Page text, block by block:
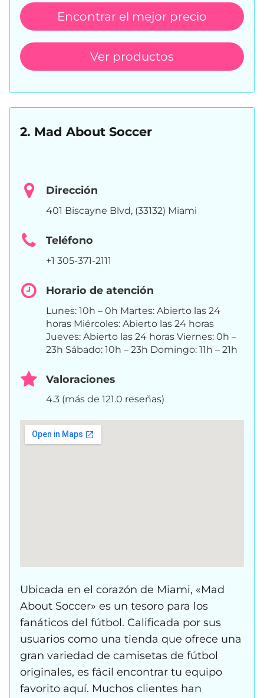
Encontrar el mejor precio
Ver productos
2. Mad About Soccer
Dirección
401 Biscayne Blvd, (33132) Miami
Teléfono
+1 305-371-2111
Horario de atención
Lunes: 10h – 0h Martes: Abierto las 24
horas Miércoles: Abierto las 24 horas
Jueves: Abierto las 24 horas Viernes: 0h –
23h Sábado: 10h – 23h Domingo: 11h – 21h
Valoraciones
4.3 (más de 121.0 reseñas)
Ubicada en el corazón de Miami, «Mad
About Soccer» es un tesoro para los
fanáticos del fútbol. Calificada por sus
usuarios como una tienda que ofrece una
gran variedad de camisetas de fútbol
originales, es fácil encontrar tu equipo
favorito aquí. Muchos clientes han